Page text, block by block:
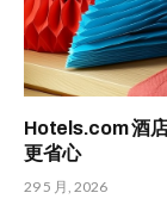
Hotels.com 酒
更省心
29 5 月, 2026